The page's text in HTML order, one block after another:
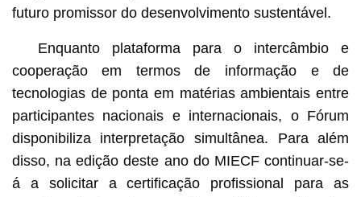
futuro promissor do desenvolvimento sustentável.
Enquanto plataforma para o intercâmbio e
cooperação em termos de informação e de
tecnologias de ponta em matérias ambientais entre
participantes nacionais e internacionais, o Fórum
disponibiliza interpretação simultânea. Para além
disso, na edição deste ano do MIECF continuar-se-
á a solicitar a certificação profissional para as